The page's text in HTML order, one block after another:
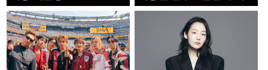
지는 ‘전쟁 속죄’